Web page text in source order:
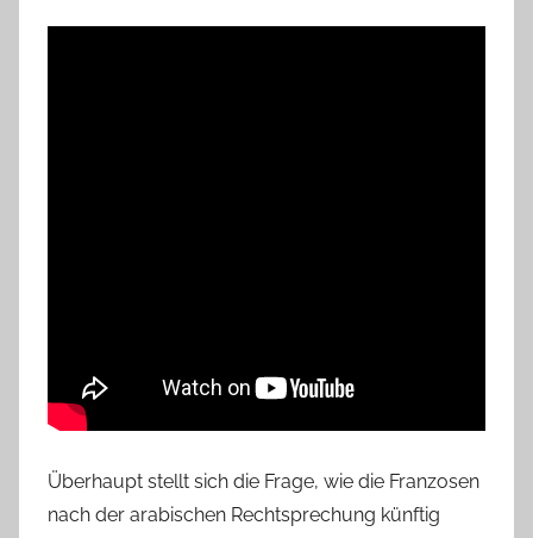
Überhaupt stellt sich die Frage, wie die Franzosen
nach der arabischen Rechtsprechung künftig